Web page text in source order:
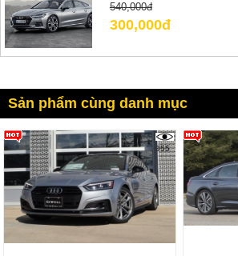
540,000đ
300,000đ
Sản phẩm cùng danh mục
955